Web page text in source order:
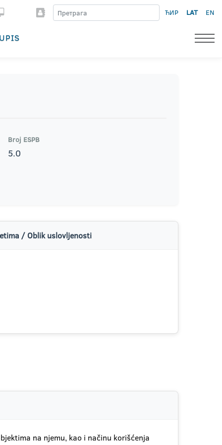
ЋИР LAT EN
Broj ESPB
5.0
/ Oblik uslovljenosti
na njemu, kao i načinu korišćenja